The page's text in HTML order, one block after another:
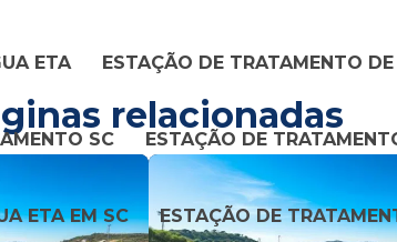
ETA ESTAÇÃO DE TRATAMENTO
SC ESTAÇÃO DE
ETA EM SC ESTAÇÃO DE
relacionadas